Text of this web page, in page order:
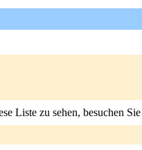
Liste zu sehen, besuchen